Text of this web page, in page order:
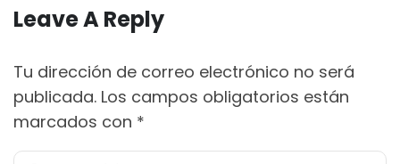
Leave A Reply
Tu dirección de correo electrónico no será
publicada. Los campos obligatorios están
marcados con *